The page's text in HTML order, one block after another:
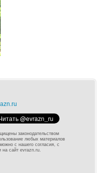
законодательством
любых материалов
с нашего согласия, с
на сайт evrazn.ru.